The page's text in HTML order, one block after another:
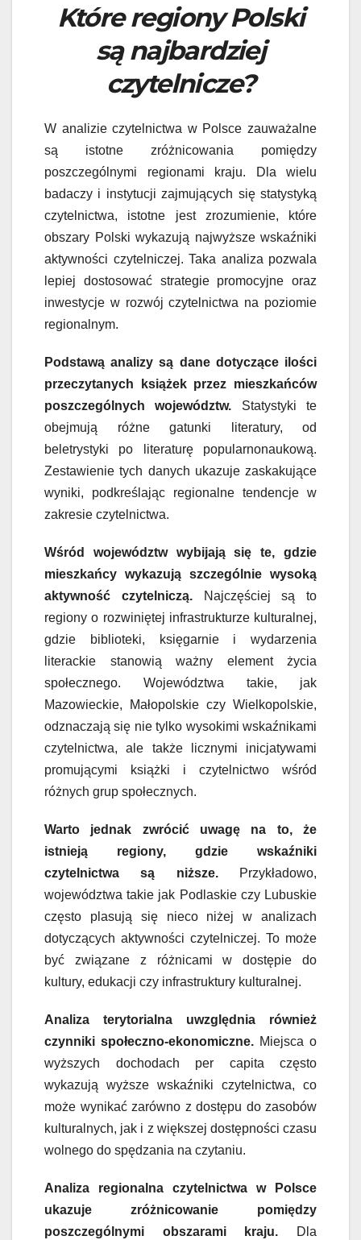
Które regiony Polski
są najbardziej
czytelnicze?
W analizie czytelnictwa w Polsce zauważalne
są istotne zróżnicowania pomiędzy
poszczególnymi regionami kraju. Dla wielu
badaczy i instytucji zajmujących się statystyką
czytelnictwa, istotne jest zrozumienie, które
obszary Polski wykazują najwyższe wskaźniki
aktywności czytelniczej. Taka analiza pozwala
lepiej dostosować strategie promocyjne oraz
inwestycje w rozwój czytelnictwa na poziomie
regionalnym.
Podstawą analizy są dane dotyczące ilości
przeczytanych książek przez mieszkańców
poszczególnych województw. Statystyki te
obejmują różne gatunki literatury, od
beletrystyki po literaturę popularnonaukową.
Zestawienie tych danych ukazuje zaskakujące
wyniki, podkreślając regionalne tendencje w
zakresie czytelnictwa.
Wśród województw wybijają się te, gdzie
mieszkańcy wykazują szczególnie wysoką
aktywność czytelniczą.
Najczęściej są to
regiony o rozwiniętej infrastrukturze kulturalnej,
gdzie biblioteki, księgarnie i wydarzenia
literackie stanowią ważny element życia
społecznego. Województwa takie, jak
Mazowieckie, Małopolskie czy Wielkopolskie,
odznaczają się nie tylko wysokimi wskaźnikami
czytelnictwa, ale także licznymi inicjatywami
promującymi książki i czytelnictwo wśród
różnych grup społecznych.
Warto jednak zwrócić uwagę na to, że
istnieją regiony, gdzie wskaźniki
czytelnictwa są niższe.
Przykładowo,
województwa takie jak Podlaskie czy Lubuskie
często plasują się nieco niżej w analizach
dotyczących aktywności czytelniczej. To może
być związane z różnicami w dostępie do
kultury, edukacji czy infrastruktury kulturalnej.
Analiza terytorialna uwzględnia również
czynniki społeczno-ekonomiczne. Miejsca o
wyższych dochodach per capita często
wykazują wyższe wskaźniki czytelnictwa, co
może wynikać zarówno z dostępu do zasobów
kulturalnych, jak i z większej dostępności czasu
wolnego do spędzania na czytaniu.
Analiza regionalna czytelnictwa w Polsce
ukazuje zróżnicowanie pomiędzy
poszczególnymi obszarami kraju.
Dla